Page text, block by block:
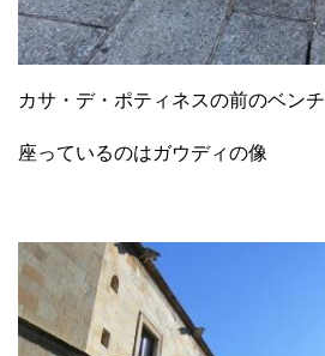
カサ・デ・ポティネスの前のベンチ
座っているのはガウディの像